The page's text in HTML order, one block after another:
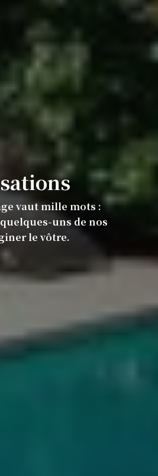
vaut mille mots :
uns de nos
le vôtre.